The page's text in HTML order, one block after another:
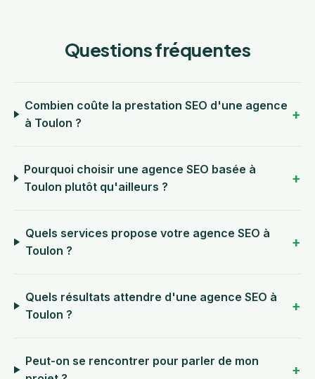
Questions fréquentes
Combien coûte la prestation SEO d'une agence
à Toulon ?
Pourquoi choisir une agence SEO basée à
Toulon plutôt qu'ailleurs ?
Quels services propose votre agence SEO à
Toulon ?
Quels résultats attendre d'une agence SEO à
Toulon ?
Peut-on se rencontrer pour parler de mon